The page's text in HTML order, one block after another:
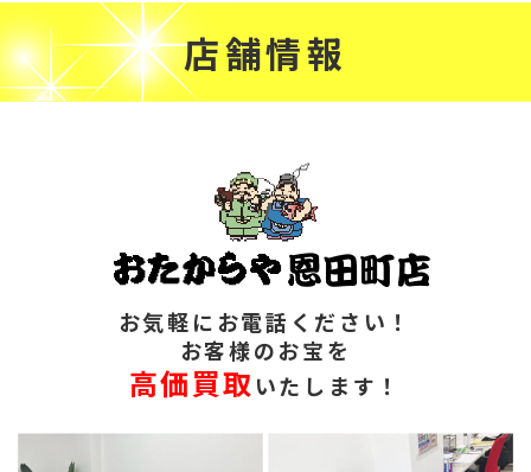
店舗情報
お気軽にお電話ください！
お客様のお宝を
高価買取 いたします！